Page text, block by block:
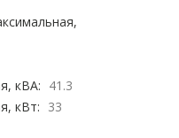
кВА: 41.3
кВт: 33